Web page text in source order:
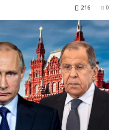
0
216